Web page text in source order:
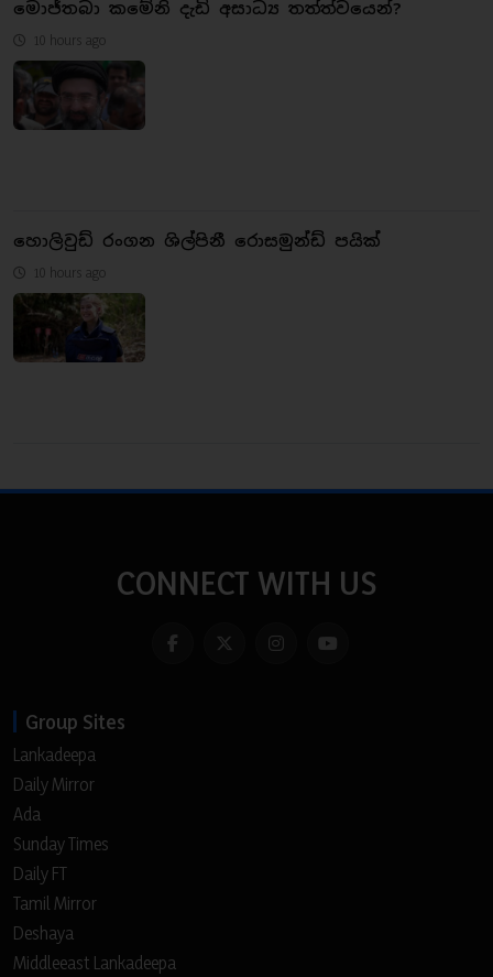
මොජ්තබා කමේනි දැඩි අසාධ්‍ය තත්ත්වයෙන්?
10 hours ago
හොලිවුඩ් රංගන ශිල්පිනී රොසමුන්ඩ් පයික්
10 hours ago
CONNECT WITH US
Group Sites
Lankadeepa
Daily Mirror
Ada
Sunday Times
Daily FT
Tamil Mirror
Deshaya
Middleeast Lankadeepa